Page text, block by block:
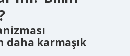
daha karmaşık